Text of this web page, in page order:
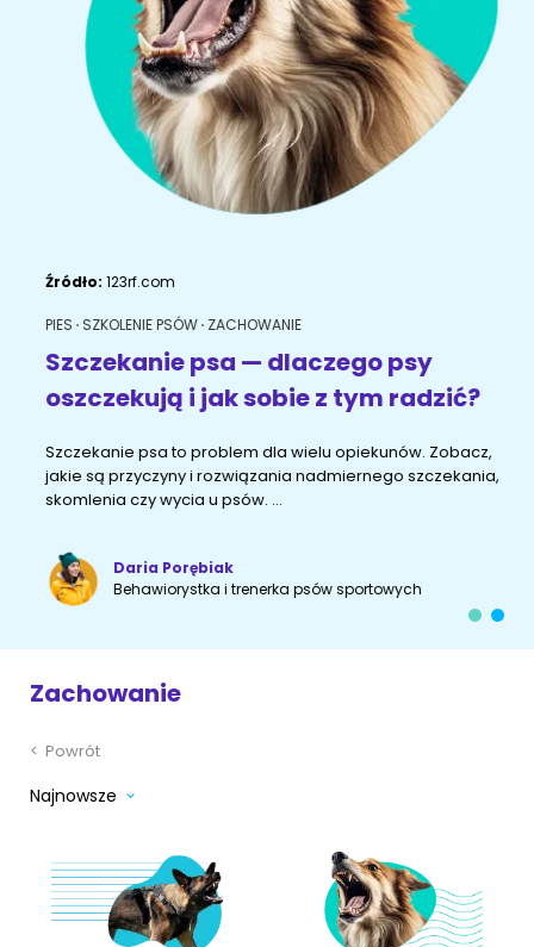
Porady żywieniowe
Przysmaki i suplementy
SZKOLENIE PSÓW
Szkolenie
MAM PSA
Życie z psem
Akcesoria dla psa
Owczarek niemiecki
Karma
Porady żywieniowe
Przysmaki i suplementy
Zrozumieć kota
Mały kotek w domu
Życie z kotem
Szkolenie
Akcesoria dla kota
RASY KOTÓW
Kot syberyjski
Kot perski
Kot rosyjski niebieski
RYBKI AKWARIOWE
OPIEKA DZIENNA
Znajdź petsittera
Źródło:123rf.com
PIES SZKOLENIE PSÓW ZACHOWANIE
Szczekanie psa — dlaczego psy
oszczekują i jak sobie z tym radzić?
Szczekanie psa to problem dla wielu opiekunów. Zobacz,
jakie są przyczyny i rozwiązania nadmiernego szczekania,
skomlenia czy wycia u psów. ...
Daria Porębiak
Behawiorystka i trenerka psów sportowych
Zachowanie
< Powrót
Najnowsze